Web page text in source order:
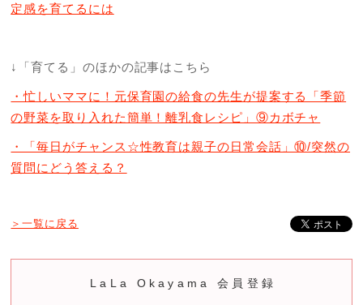
定感を育てるには
↓「育てる」のほかの記事はこちら
・忙しいママに！元保育園の給食の先生が提案する「季節
の野菜を取り入れた簡単！離乳食レシピ」⑨カボチャ
・「毎日がチャンス☆性教育は親子の日常会話」⑩/突然の
質問にどう答える？
＞一覧に戻る
LaLa Okayama 会員登録